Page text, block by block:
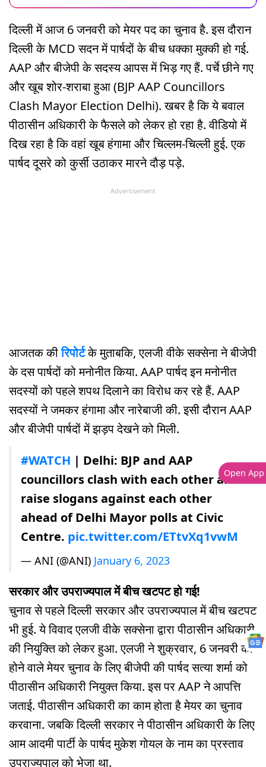
दिल्ली में आज 6 जनवरी को मेयर पद का चुनाव है. इस दौरान
दिल्ली के MCD सदन में पार्षदों के बीच धक्का मुक्की हो गई.
AAP और बीजेपी के सदस्य आपस में भिड़ गए हैं. पर्चे छीने गए
और खूब शोर-शराबा हुआ (BJP AAP Councillors
Clash Mayor Election Delhi). खबर है कि ये बवाल
पीठासीन अधिकारी के फैसले को लेकर हो रहा है. वीडियो में
दिख रहा है कि वहां खूब हंगामा और चिल्लम-चिल्ली हुई. एक
पार्षद दूसरे को कुर्सी उठाकर मारने दौड़ पड़े.
Advertisement
आजतक कीरिपोर्टके मुताबकि, एलजी वीके सक्सेना ने बीजेपी
के दस पार्षदों को मनोनीत किया. AAP पार्षद इन मनोनीत
सदस्यों को पहले शपथ दिलाने का विरोध कर रहे हैं. AAP
सदस्यों ने जमकर हंगामा और नारेबाजी की. इसी दौरान AAP
और बीजेपी पार्षदों में झड़प देखने को मिली.
#WATCH | Delhi: BJP and AAP
councillors clash with each other and
raise slogans against each other
ahead of Delhi Mayor polls at Civic
Centre. pic.twitter.com/ETtvXq1vwM
— ANI (@ANI) January 6, 2023
सरकार और उपराज्यपाल में बीच खटपट हो गई!
चुनाव से पहले दिल्ली सरकार और उपराज्यपाल में बीच खटपट
भी हुई. ये विवाद एलजी वीके सक्सेना द्वारा पीठासीन अधिकारी
की नियुक्ति को लेकर हुआ. एलजी ने शुक्रवार, 6 जनवरी को
होने वाले मेयर चुनाव के लिए बीजेपी की पार्षद सत्या शर्मा को
पीठासीन अधिकारी नियुक्त किया. इस पर AAP ने आपत्ति
जताई. पीठासीन अधिकारी का काम होता है मेयर का चुनाव
करवाना. जबकि दिल्ली सरकार ने पीठासीन अधिकारी के लिए
आम आदमी पार्टी के पार्षद मुकेश गोयल के नाम का प्रस्ताव
उपराज्यपाल को भेजा था.
Open App